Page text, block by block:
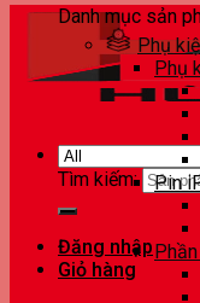
Tìm kiếm:
Đăng nhập
Giỏ hàng
Danh mục sản
Phụ
Phụ
Pin